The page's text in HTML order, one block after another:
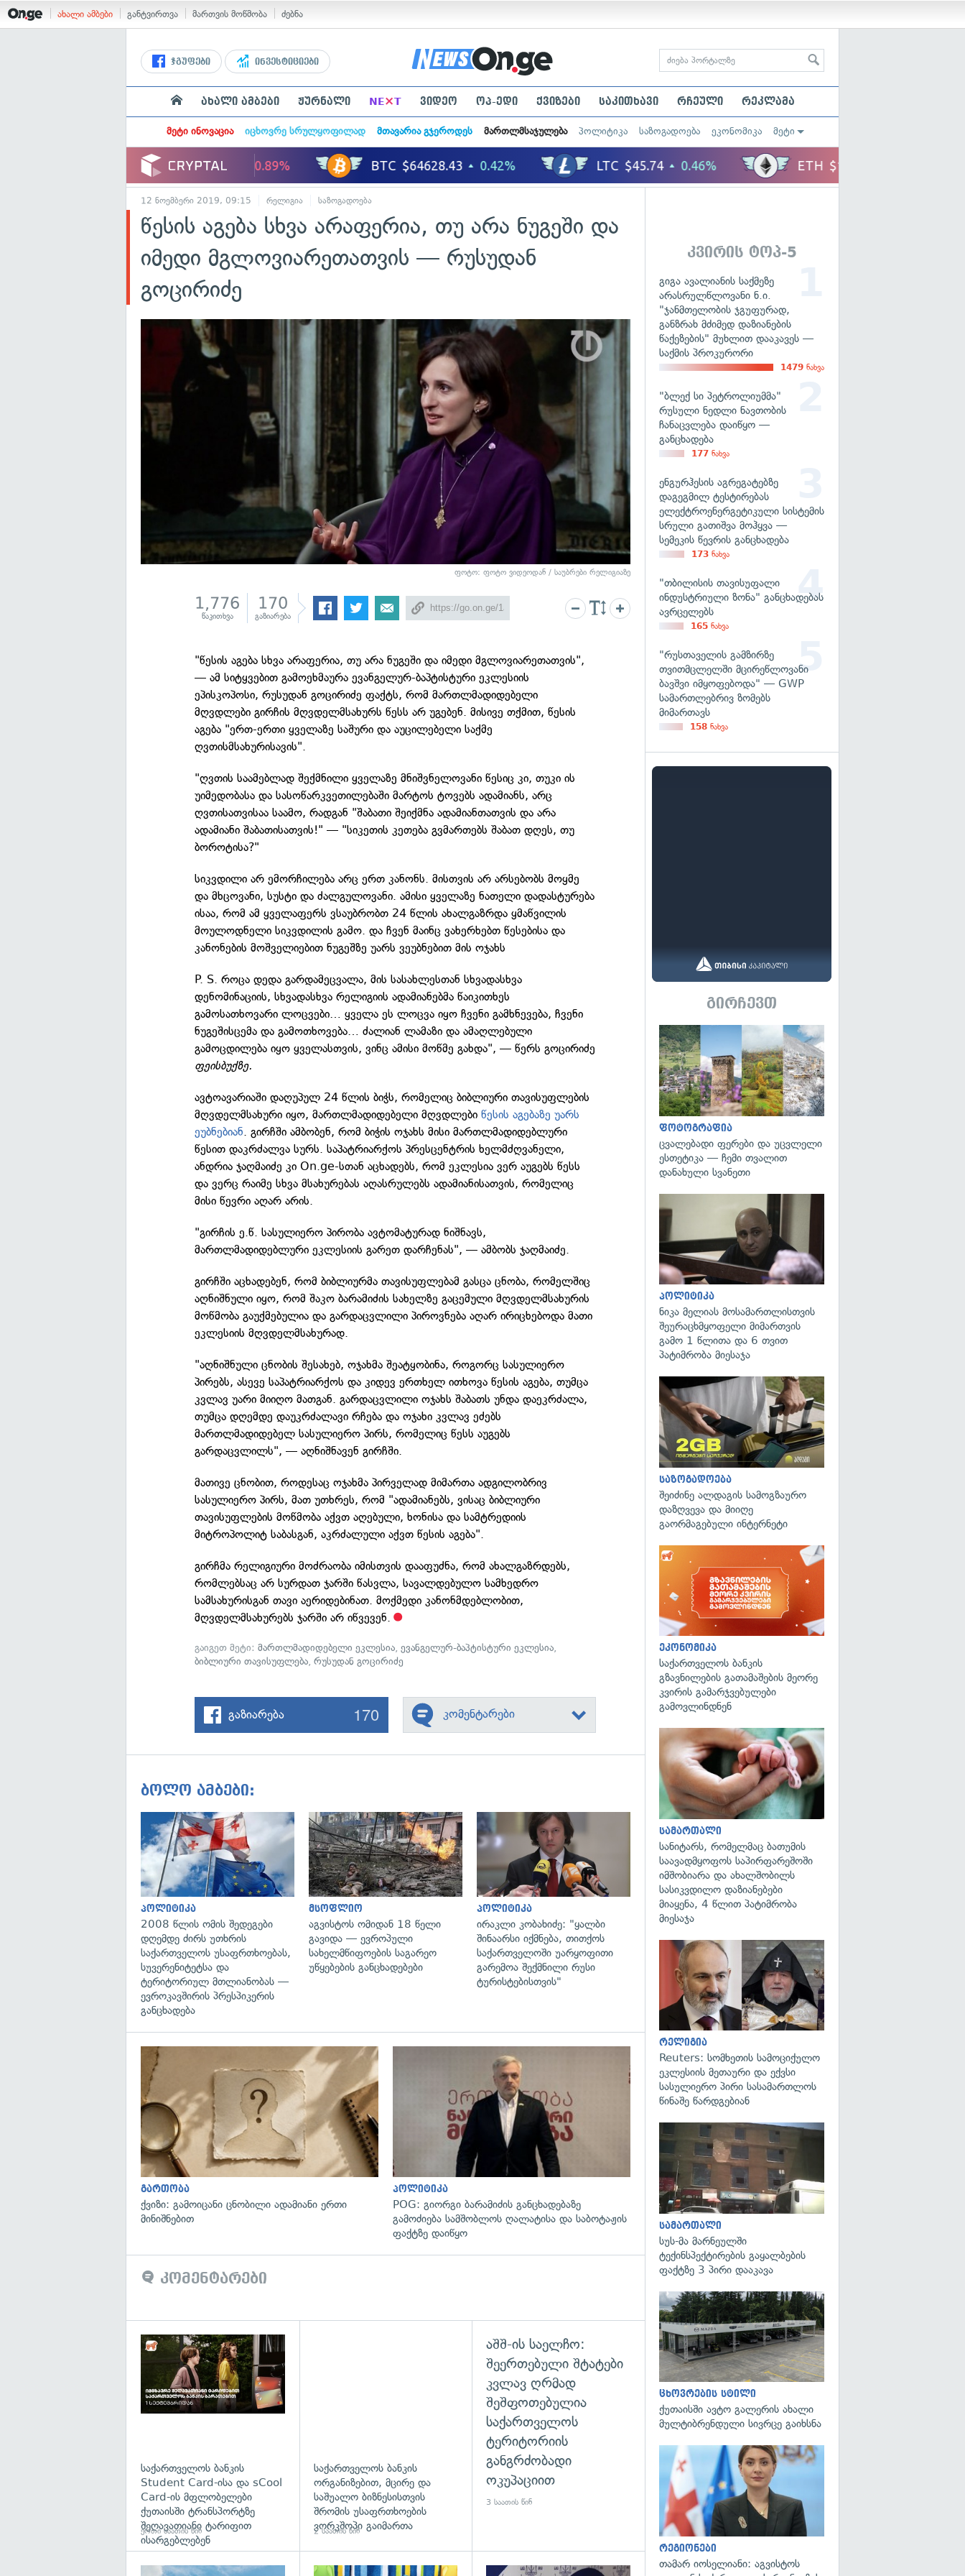
ახალი ამბები განტვირთვა მართვის მოწმობა ძებნა
ჯგუფები ინვესტიციები
ახალი ამბები ჟურნალი NE×T ვიდეო ოპ-ედი ქვიზები საკითხავი რჩეული რეკლამა
მეტი ინოვაცია იცხოვრე სრულყოფილად მთავარია გჯეროდეს მართლმსაჯულება პოლიტიკა საზოგადოება ეკონომიკა მეტი
12 ნოემბერი 2019, 09:15 რელიგია საზოგადოება
წესის აგება სხვა არაფერია, თუ არა ნუგეში და
იმედი მგლოვიარეთათვის — რუსუდან
გოცირიძე
ფოტო: ფოტო ვიდეოდან / საუბრები რელიგიაზე
1,776
წაკითხვა
170
გაზიარება
"წესის აგება სხვა არაფერია, თუ არა ნუგეში და იმედი მგლოვიარეთათვის",
— ამ სიტყვებით გამოეხმაურა ევანგელურ-ბაპტისტური ეკლესიის
ეპისკოპოსი, რუსუდან გოცირიძე ფაქტს, რომ მართლმადიდებელი
მღვდლები გირჩის მღვდელმსახურს წესს არ უგებენ. მისივე თქმით, წესის
აგება "ერთ-ერთი ყველაზე საშური და აუცილებელი საქმე
ღვთისმსახურისავის".
"ღვთის საამებლად შექმნილი ყველაზე მნიშვნელოვანი წესიც კი, თუკი ის
უიმედობასა და სასოწარკვეთილებაში მარტოს ტოვებს ადამიანს, არც
ღვთისათვისაა საამო, რადგან "შაბათი შეიქმნა ადამიანთათვის და არა
ადამიანი შაბათისათვის!" — "სიკეთის კეთება გვმართებს შაბათ დღეს, თუ
ბოროტისა?"
სიკვდილი არ ემორჩილება არც ერთ კანონს. მისთვის არ არსებობს მოყმე
და მხცოვანი, სუსტი და ძალგულოვანი. ამისი ყველაზე ნათელი დადასტურება
ისაა, რომ ამ ყველაფერს ვსაუბრობთ 24 წლის ახალგაზრდა ყმაწვილის
მოულოდნელი სიკვდილის გამო. და ჩვენ მაინც ვახერხებთ წესებისა და
კანონების მოშველიებით ნუგეშზე უარს ვეუბნებით მის ოჯახს
P. S. როცა დედა გარდამეცვალა, მის სასახლესთან სხვადასხვა
დენომინაციის, სხვადასხვა რელიგიის ადამიანებმა წაიკითხეს
გამოსათხოვარი ლოცვები… ყველა ეს ლოცვა იყო ჩვენი გამხნევება, ჩვენი
ნუგეშისცემა და გამოთხოვება… ძალიან ლამაზი და ამაღლებული
გამოცდილება იყო ყველასთვის, ვინც ამისი მოწმე გახდა", — წერს გოცირიძე
ფეისბუქზე.
ავტოავარიაში დაღუპულ 24 წლის ბიჭს, რომელიც ბიბლიური თავისუფლების
მღვდელმსახური იყო, მართლმადიდებელი მღვდლებიწესის აგებაზე უარს
ეუბნებიან. გირჩში ამბობენ, რომ ბიჭის ოჯახს მისი მართლმადიდებლური
წესით დაკრძალვა სურს. საპატრიარქოს პრესცენტრის ხელმძღვანელი,
ანდრია ჯაღმაიძე კი On.ge-სთან აცხადებს, რომ ეკლესია ვერ აუგებს წესს
და ვერც რაიმე სხვა მსახურებას აღასრულებს ადამიანისათვის, რომელიც
მისი წევრი აღარ არის.
"გირჩის ე.წ. სასულიერო პირობა ავტომატურად ნიშნავს,
მართლმადიდებლური ეკლესიის გარეთ დარჩენას", — ამბობს ჯაღმაიძე.
გირჩში აცხადებენ, რომ ბიბლიურმა თავისუფლებამ გასცა ცნობა, რომელშიც
აღნიშნული იყო, რომ შაკო ბარამიძის სახელზე გაცემული მღვდელმსახურის
მოწმობა გაუქმებულია და გარდაცვლილი პიროვნება აღარ ირიცხებოდა მათი
ეკლესიის მღვდელმსახურად.
"აღნიშნული ცნობის შესახებ, ოჯახმა შეატყობინა, როგორც სასულიერო
პირებს, ასევე საპატრიარქოს და კიდევ ერთხელ ითხოვა წესის აგება, თუმცა
კვლავ უარი მიიღო მათგან. გარდაცვლილი ოჯახს შაბათს უნდა დაეკრძალა,
თუმცა დღემდე დაუკრძალავი რჩება და ოჯახი კვლავ ეძებს
მართლმადიდებელ სასულიერო პირს, რომელიც წესს აუგებს
გარდაცვლილს", — აღნიშნავენ გირჩში.
მათივე ცნობით, როდესაც ოჯახმა პირველად მიმართა ადგილობრივ
სასულიერო პირს, მათ უთხრეს, რომ "ადამიანებს, ვისაც ბიბლიური
თავისუფლების მოწმობა აქვთ აღებული, ხონისა და სამტრედიის
მიტროპოლიტ საბასგან, აკრძალული აქვთ წესის აგება".
გირჩმა რელიგიური მოძრაობა იმისთვის დააფუძნა, რომ ახალგაზრდებს,
რომლებსაც არ სურდათ ჯარში წასვლა, სავალდებულო სამხედრო
სამსახურისგან თავი აერიდებინათ. მოქმედი კანონმდებლობით,
მღვდელმსახურებს ჯარში არ იწვევენ.
გაიგეთ მეტი:მართლმადიდებელი ეკლესია,ევანგელურ-ბაპტისტური ეკლესია,
ბიბლიური თავისუფლება,რუსუდან გოცირიძე
გაზიარება 170 კომენტარები
ბოლო ამბები:
გადახედვა
პოლიტიკა
2008 წლის ომის შედეგები
დღემდე ძირს უთხრის
საქართველოს უსაფრთხოებას,
სუვერენიტეტსა და
ტერიტორიულ მთლიანობას —
ევროკავშირის პრესპიკერის
განცხადება
მსოფლიო
აგვისტოს ომიდან 18 წელი
გავიდა — ევროპული
სახელმწიფოების საგარეო
უწყებების განცხადებები
გადახედვა
პოლიტიკა
ირაკლი კობახიძე: "ყალბი
შინაარსი იქმნება, თითქოს
საქართველოში უარყოფითი
გარემოა შექმნილი რუსი
ტურისტებისთვის"
გართობა
ქვიზი: გამოიცანი ცნობილი ადამიანი ერთი
მინიშნებით
გადახედვა
პოლიტიკა
POG: გიორგი ბარამიძის განცხადებაზე
გამოძიება სამშობლოს ღალატისა და საბოტაჟის
ფაქტზე დაიწყო
კომენტარები
საქართველოს ბანკის
Student Card-ისა და sCool
Card-ის მფლობელები
ქუთაისში ტრანსპორტზე
შეღავათიანი ტარიფით
ისარგებლებენ
ერთი საათის წინ
საქართველოს ბანკის
ორგანიზებით, მცირე და
საშუალო ბიზნესისთვის
შრომის უსაფრთხოების
ვორკშოპი გაიმართა
2 საათის წინ
აშშ-ის საელჩო:
შეერთებული შტატები
კვლავ ღრმად
შეშფოთებულია
საქართველოს
ტერიტორიის
განგრძობადი
ოკუპაციით
3 საათის წინ
კვირის ტოპ-5
გიგა ავალიანის საქმეზე
არასრულწლოვანი ნ.ი.
"ჯანმთელობის ჯგუფურად,
განზრახ მძიმედ დაზიანების
წაქეზების" მუხლით დააკავეს —
საქმის პროკურორი
1479 ნახვა
"ბლექ სი პეტროლიუმმა"
რუსული ნედლი ნავთობის
ჩანაცვლება დაიწყო —
განცხადება
177 ნახვა
ენგურჰესის აგრეგატებზე
დაგეგმილ ტესტირებას
ელექტროენერგეტიკული სისტემის
სრული გათიშვა მოჰყვა —
სემეკის წევრის განცხადება
173 ნახვა
"თბილისის თავისუფალი
ინდუსტრიული ზონა" განცხადებას
ავრცელებს
165 ნახვა
"რუსთაველის გამზირზე
თვითმცლელში მცირეწლოვანი
ბავშვი იმყოფებოდა" — GWP
სამართლებრივ ზომებს
მიმართავს
158 ნახვა
გირჩევთ
ფოტოგრაფია
ცვალებადი ფერები და უცვლელი
ესთეტიკა — ჩემი თვალით
დანახული სვანეთი
პოლიტიკა
ნიკა მელიას მოსამართლისთვის
შეურაცხმყოფელი მიმართვის
გამო 1 წლითა და 6 თვით
პატიმრობა მიესაჯა
საზოგადოება
შეიძინე ალდაგის სამოგზაურო
დაზღვევა და მიიღე
გაორმაგებული ინტერნეტი
ეკონომიკა
საქართველოს ბანკის
გზავნილების გათამაშების მეორე
კვირის გამარჯვებულები
გამოვლინდნენ
სამართალი
სანიტარს, რომელმაც ბათუმის
საავადმყოფოს საპირფარეშოში
იმშობიარა და ახალშობილს
სასიკვდილო დაზიანებები
მიაყენა, 4 წლით პატიმრობა
მიესაჯა
რელიგია
Reuters: სომხეთის სამოციქულო
ეკლესიის მეთაური და ექვსი
სასულიერო პირი სასამართლოს
წინაშე წარდგებიან
სამართალი
სუს-მა მარნეულში
ტექინსპექტირების გაყალბების
ფაქტზე 3 პირი დააკავა
ცხოვრების სტილი
ქუთაისში ავტო გალერის ახალი
მულტიბრენდული სივრცე გაიხსნა
რეგიონები
თამარ იოსელიანი: აგვისტოს